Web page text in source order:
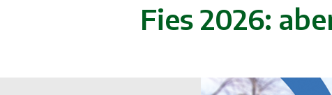
Fies 2026: